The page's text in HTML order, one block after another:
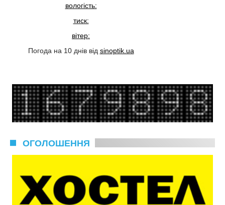
вологість:
тиск:
вітер:
Погода на 10 днів від sinoptik.ua
ОГОЛОШЕННЯ